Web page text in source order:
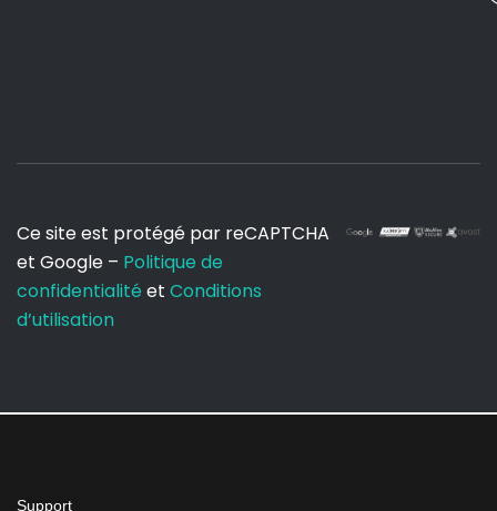
Ce site est protégé par reCAPTCHA
et Google – Politique de
confidentialité et Conditions
d’utilisation
Support